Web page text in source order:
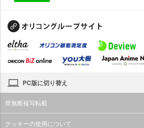
PC版に切り替え
禁無断複写転載
クッキーの使用について